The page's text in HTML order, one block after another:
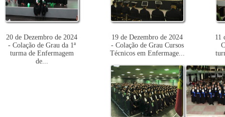
20 de Dezembro de 2024
- Colação de Grau da 1ª
turma de Enfermagem
de...
19 de Dezembro de 2024
- Colação de Grau Cursos
Técnicos em Enfermage...
11